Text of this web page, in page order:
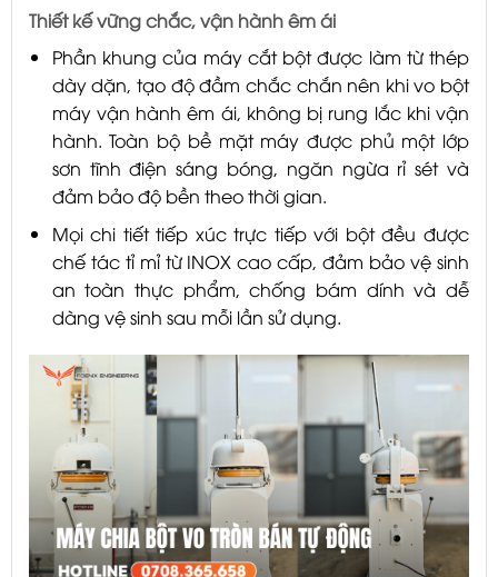
Thiết kế vững chắc, vận hành êm ái
Phần khung của máy cắt bột được làm từ thép
dày dặn, tạo độ đầm chắc chắn nên khi vo bột
máy vận hành êm ái, không bị rung lắc khi vận
hành. Toàn bộ bề mặt máy được phủ một lớp
sơn tĩnh điện sáng bóng, ngăn ngừa rỉ sét và
đảm bảo độ bền theo thời gian.
Mọi chi tiết tiếp xúc trực tiếp với bột đều được
chế tác tỉ mỉ từ INOX cao cấp, đảm bảo vệ sinh
an toàn thực phẩm, chống bám dính và dễ
dàng vệ sinh sau mỗi lần sử dụng.